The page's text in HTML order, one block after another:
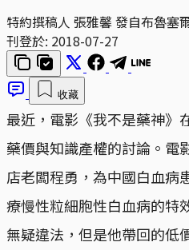
特約撰稿人 張雅馨 發自布魯塞
刊登於: 2018-07-27
收藏
最近，電影《我不是藥神》
藥價與知識產權的討論。電
店老闆程勇，為中國白血病
療慢性粒細胞性白血病的特
無疑違法，但是他帶回的低